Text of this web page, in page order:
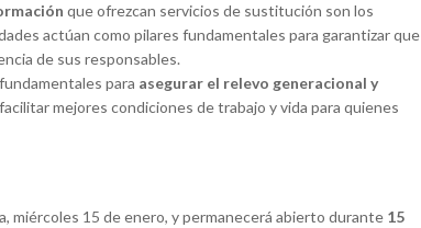
que ofrezcan servicios de sustitución son los
actúan como pilares fundamentales para garantizar que
de sus responsables.
para asegurar el relevo generacional y
mejores condiciones de trabajo y vida para quienes
miércoles 15 de enero, y permanecerá abierto durante 15